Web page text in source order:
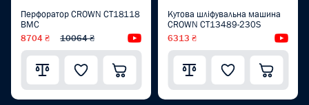
Перфоратор CROWN CT18118
BMC
8704 ₴ 10064 ₴ Відеоогляд
Кутова шліфувальна машина
CROWN CT13489-230S
6313 ₴